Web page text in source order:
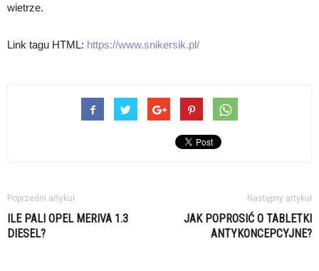
wietrze.
Link tagu HTML: https://www.snikersik.pl/
Poprzedni artykuł
ILE PALI OPEL MERIVA 1.3
DIESEL?
Następny artykuł
JAK POPROSIĆ O TABLETKI
ANTYKONCEPCYJNE?